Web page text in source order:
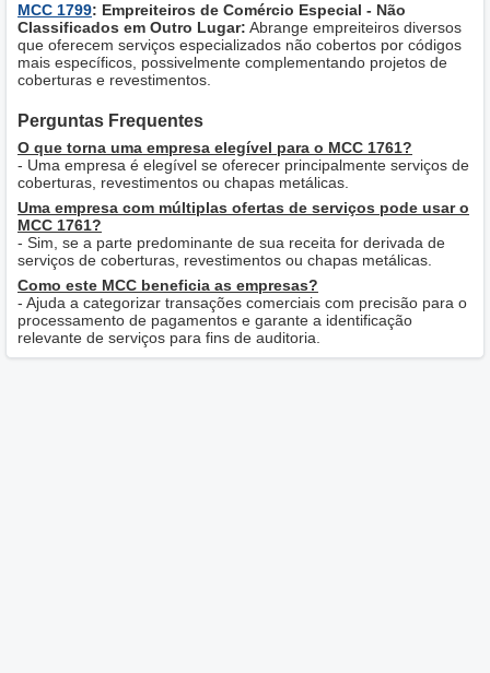
MCC 1799: Empreiteiros de Comércio Especial - Não
Classificados em Outro Lugar: Abrange empreiteiros diversos
que oferecem serviços especializados não cobertos por códigos
mais específicos, possivelmente complementando projetos de
coberturas e revestimentos.
Perguntas Frequentes
O que torna uma empresa elegível para o MCC 1761?
- Uma empresa é elegível se oferecer principalmente serviços de
coberturas, revestimentos ou chapas metálicas.
Uma empresa com múltiplas ofertas de serviços pode usar o
MCC 1761?
- Sim, se a parte predominante de sua receita for derivada de
serviços de coberturas, revestimentos ou chapas metálicas.
Como este MCC beneficia as empresas?
- Ajuda a categorizar transações comerciais com precisão para o
processamento de pagamentos e garante a identificação
relevante de serviços para fins de auditoria.